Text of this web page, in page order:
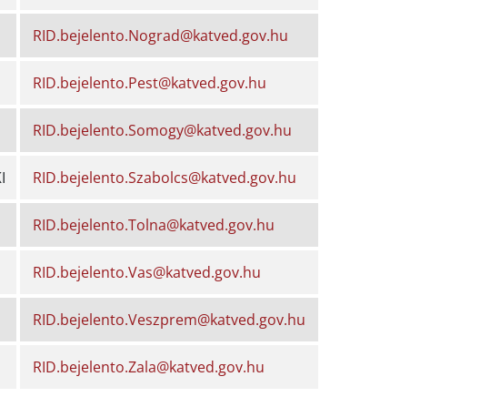
RID.bejelento.Nograd@katved.gov.hu
RID.bejelento.Pest@katved.gov.hu
RID.bejelento.Somogy@katved.gov.hu
RID.bejelento.Szabolcs@katved.gov.hu
RID.bejelento.Tolna@katved.gov.hu
RID.bejelento.Vas@katved.gov.hu
RID.bejelento.Veszprem@katved.gov.hu
RID.bejelento.Zala@katved.gov.hu